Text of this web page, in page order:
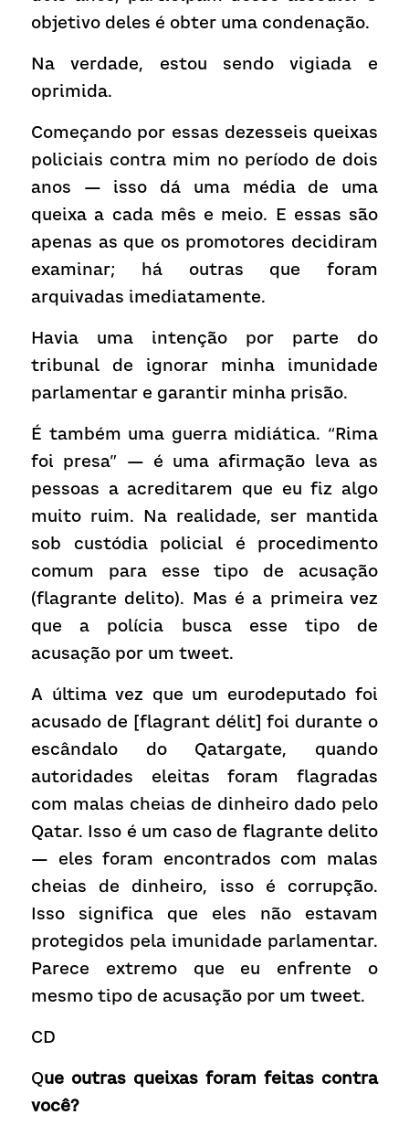
objetivo deles é obter uma condenação.
Na verdade, estou sendo vigiada e
oprimida.
Começando por essas dezesseis queixas
policiais contra mim no período de dois
anos — isso dá uma média de uma
queixa a cada mês e meio. E essas são
apenas as que os promotores decidiram
examinar; há outras que foram
arquivadas imediatamente.
Havia uma intenção por parte do
tribunal de ignorar minha imunidade
parlamentar e garantir minha prisão.
É também uma guerra midiática. “Rima
foi presa” — é uma afirmação leva as
pessoas a acreditarem que eu fiz algo
muito ruim. Na realidade, ser mantida
sob custódia policial é procedimento
comum para esse tipo de acusação
(flagrante delito). Mas é a primeira vez
que a polícia busca esse tipo de
acusação por um tweet.
A última vez que um eurodeputado foi
acusado de [flagrant délit] foi durante o
escândalo do Qatargate, quando
autoridades eleitas foram flagradas
com malas cheias de dinheiro dado pelo
Qatar. Isso é um caso de flagrante delito
— eles foram encontrados com malas
cheias de dinheiro, isso é corrupção.
Isso significa que eles não estavam
protegidos pela imunidade parlamentar.
Parece extremo que eu enfrente o
mesmo tipo de acusação por um tweet.
CD
Que outras queixas foram feitas contra
você?